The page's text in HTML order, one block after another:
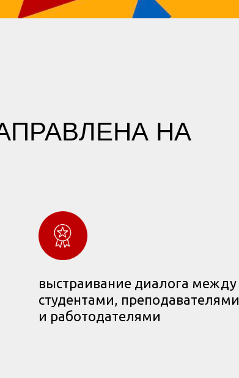
НА
выстраивание диалога между
студентами, преподавателями
и работодателями